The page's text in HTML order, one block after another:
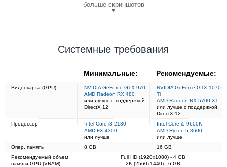
больше скриншотов
▼
Системные требования
Минимальные: Рекомендуемые:
Видеокарта (GPU)
NVIDIA GeForce GTX 970
AMD Radeon RX 480
или лучше с поддержкой
DirectX 12
NVIDIA GeForce GTX 1070
Ti
AMD Radeon RX 5700 XT
или лучше с поддержкой
DirectX 12
Процессор
Intel Core i3-2130
AMD FX-4300
или лучше
Intel Core i5-9600K
AMD Ryzen 5 3600
или лучше
Опер. память
8 GB
16 GB
Рекомендуемый объем
памяти GPU (VRAM)
Full HD (1920x1080) - 4 GB
2K (2560x1440) - 6 GB